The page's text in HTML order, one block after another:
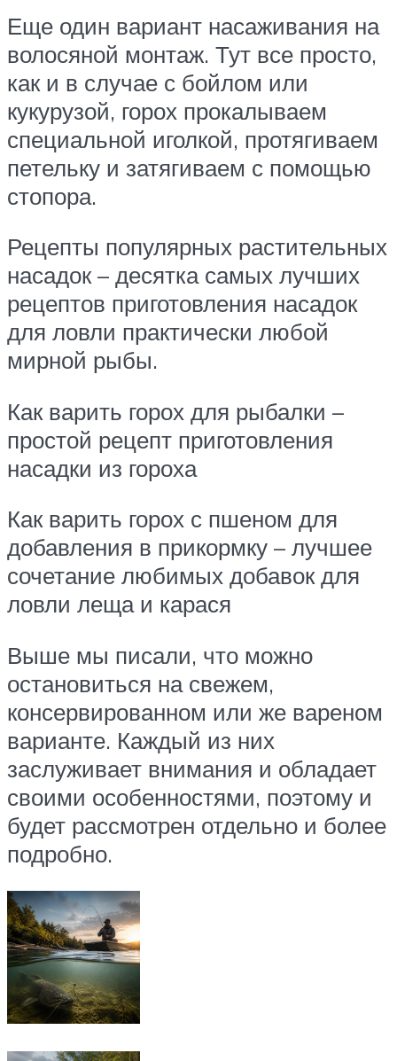
Еще один вариант насаживания на
волосяной монтаж. Тут все просто,
как и в случае с бойлом или
кукурузой, горох прокалываем
специальной иголкой, протягиваем
петельку и затягиваем с помощью
стопора.
Рецепты популярных растительных
насадок – десятка самых лучших
рецептов приготовления насадок
для ловли практически любой
мирной рыбы.
Как варить горох для рыбалки –
простой рецепт приготовления
насадки из гороха
Как варить горох с пшеном для
добавления в прикормку – лучшее
сочетание любимых добавок для
ловли леща и карася
Выше мы писали, что можно
остановиться на свежем,
консервированном или же вареном
варианте. Каждый из них
заслуживает внимания и обладает
своими особенностями, поэтому и
будет рассмотрен отдельно и более
подробно.